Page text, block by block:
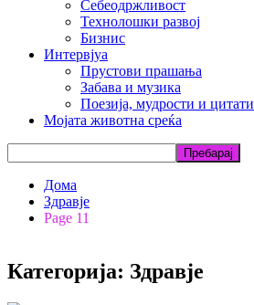
Себеодржливост
Технолошки развој
Бизнис
Интервјуа
Прустови прашања
Забава и музика
Поезија, мудрости и цитати
Мојата животна среќа
Дома
Здравје
Page 11
Категорија: Здравје